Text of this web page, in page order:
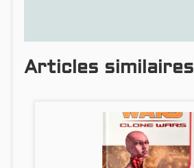
Articles similaires